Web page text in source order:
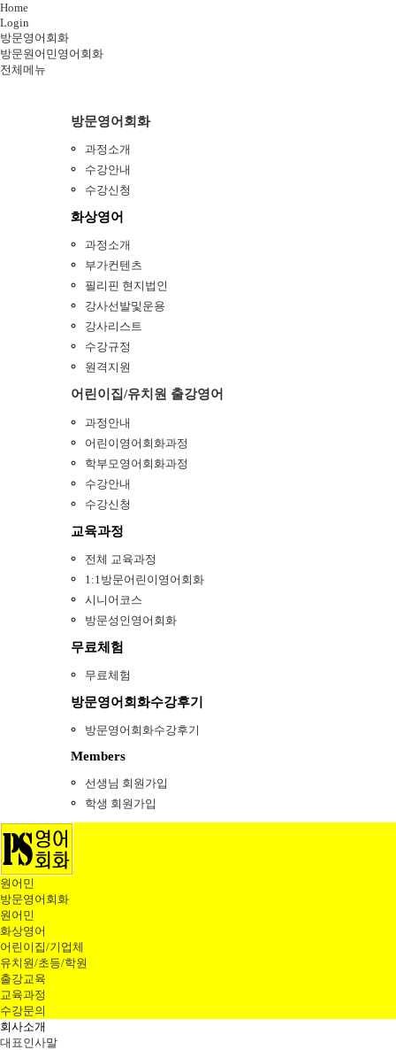
Home
Login
방문영어회화
방문원어민영어회화
전체메뉴
방문영어회화
과정소개
수강안내
수강신청
화상영어
과정소개
부가컨텐츠
필리핀 현지법인
강사선발및운용
강사리스트
수강규정
원격지원
어린이집/유치원 출강영어
과정안내
어린이영어회화과정
학부모영어회화과정
수강안내
수강신청
교육과정
전체 교육과정
1:1방문어린이영어회화
시니어코스
방문성인영어회화
무료체험
무료체험
방문영어회화수강후기
방문영어회화수강후기
Members
선생님 회원가입
학생 회원가입
원어민
방문영어회화
원어민
화상영어
어린이집/기업체
유치원/초등/학원
출강교육
교육과정
수강문의
회사소개
대표인사말